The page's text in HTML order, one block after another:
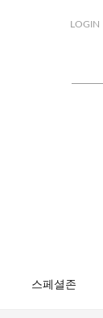
LOGIN
스페셜존